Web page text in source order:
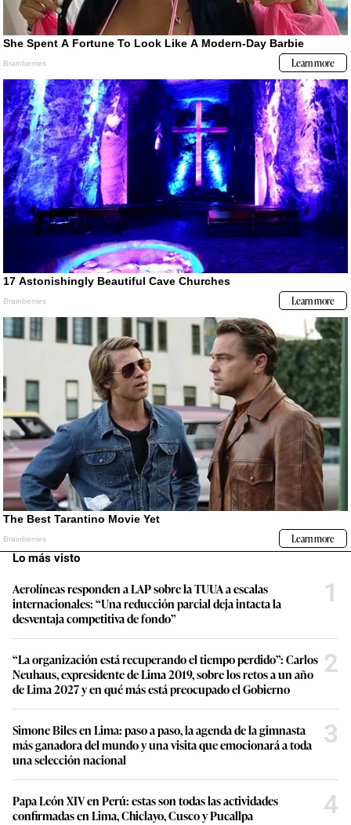
Lo más visto
Aerolíneas responden a LAP sobre la TUUA a escalas
internacionales: “Una reducción parcial deja intacta la
desventaja competitiva de fondo”
1
“La organización está recuperando el tiempo perdido”: Carlos
Neuhaus, expresidente de Lima 2019, sobre los retos a un año
de Lima 2027 y en qué más está preocupado el Gobierno
2
Simone Biles en Lima: paso a paso, la agenda de la gimnasta
más ganadora del mundo y una visita que emocionará a toda
una selección nacional
3
Papa León XIV en Perú: estas son todas las actividades
confirmadas en Lima, Chiclayo, Cusco y Pucallpa
4